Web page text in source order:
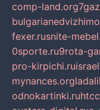
comp-land.org
fexer.rusnite-
0sporte.ru9rota-
pro-kirpichi.ru
mynances.org
odnokartinki.ru